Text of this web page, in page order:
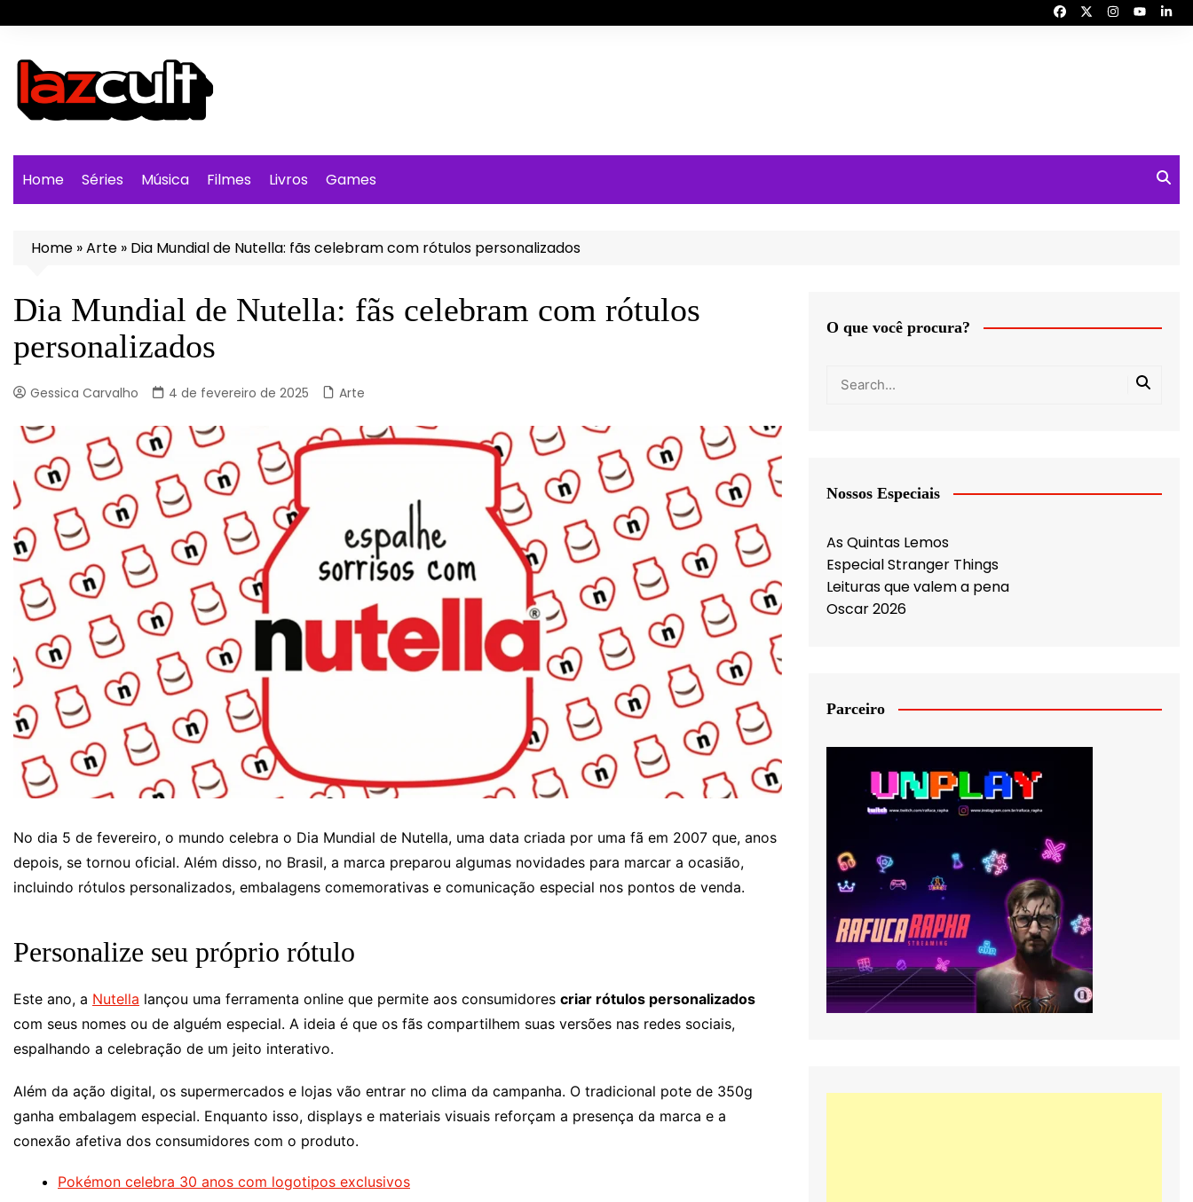
para
conteúdo
Home Séries Música Filmes Livros Games
Home »Arte » Dia Mundial de Nutella: fãs celebram com rótulos personalizados
Dia Mundial de Nutella: fãs celebram com rótulos
personalizados
Gessica Carvalho 4 de fevereiro de 2025 Arte
No dia 5 de fevereiro, o mundo celebra o Dia Mundial de Nutella, uma data criada por uma fã em 2007 que, anos
depois, se tornou oficial. Além disso, no Brasil, a marca preparou algumas novidades para marcar a ocasião,
incluindo rótulos personalizados, embalagens comemorativas e comunicação especial nos pontos de venda.
Personalize seu próprio rótulo
Este ano, a Nutella lançou uma ferramenta online que permite aos consumidores criar rótulos personalizados
com seus nomes ou de alguém especial. A ideia é que os fãs compartilhem suas versões nas redes sociais,
espalhando a celebração de um jeito interativo.
Além da ação digital, os supermercados e lojas vão entrar no clima da campanha. O tradicional pote de 350g
ganha embalagem especial. Enquanto isso, displays e materiais visuais reforçam a presença da marca e a
conexão afetiva dos consumidores com o produto.
Pokémon celebra 30 anos com logotipos exclusivos
O que você procura?
Nossos Especiais
As Quintas Lemos
Especial Stranger Things
Leituras que valem a pena
Oscar 2026
Parceiro